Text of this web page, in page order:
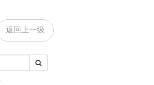
返回上一级